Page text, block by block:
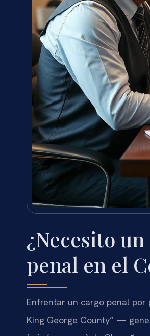
¿Necesito
penal en el
Enfrentar un cargo penal
King George County” —